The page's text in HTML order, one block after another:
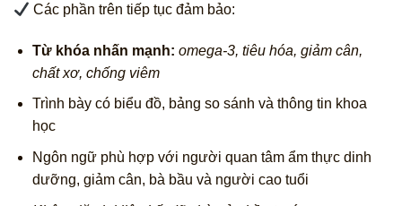
Các phần trên tiếp tục đảm bảo:
Từ khóa nhấn mạnh: omega-3, tiêu hóa, giảm cân,
chất xơ, chống viêm
Trình bày có biểu đồ, bảng so sánh và thông tin khoa
học
Ngôn ngữ phù hợp với người quan tâm ẩm thực dinh
dưỡng, giảm cân, bà bầu và người cao tuổi